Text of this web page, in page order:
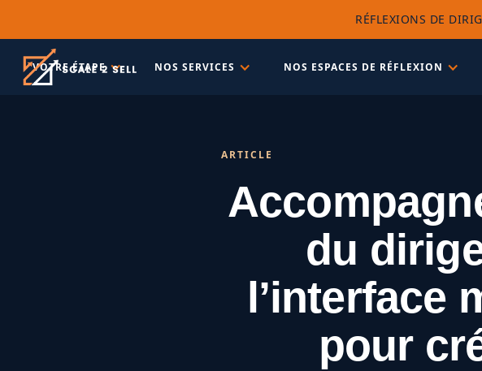
RÉFLEXIONS DE
VOTRE ÉTAPE NOS SERVICES NOS ESPACES DE RÉFLEXION
ARTICLE
du
l’interface
pour